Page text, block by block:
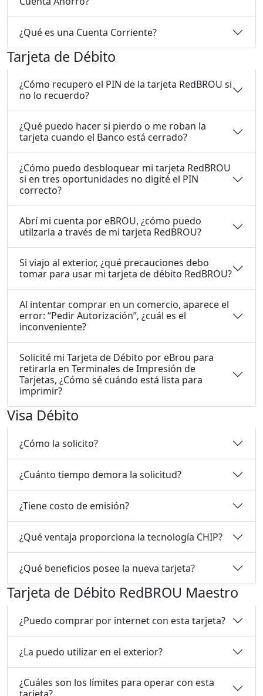
¿Qué es una Cuenta Corriente?
Tarjeta de Débito
¿Cómo recupero el PIN de la tarjeta RedBROU si
no lo recuerdo?
¿Qué puedo hacer si pierdo o me roban la
tarjeta cuando el Banco está cerrado?
¿Cómo puedo desbloquear mi tarjeta RedBROU
si en tres oportunidades no digité el PIN
correcto?
Abrí mi cuenta por eBROU, ¿cómo puedo
utilzarla a través de mi tarjeta RedBROU?
Si viajo al exterior, ¿qué precauciones debo
tomar para usar mi tarjeta de débito RedBROU?
Al intentar comprar en un comercio, aparece el
error: “Pedir Autorización”, ¿cuál es el
inconveniente?
Solicité mi Tarjeta de Débito por eBrou para
retirarla en Terminales de Impresión de
Tarjetas, ¿Cómo sé cuándo está lista para
imprimir?
Visa Débito
¿Cómo la solicito?
¿Cuánto tiempo demora la solicitud?
¿Tiene costo de emisión?
¿Qué ventaja proporciona la tecnología CHIP?
¿Qué beneficios posee la nueva tarjeta?
Tarjeta de Débito RedBROU Maestro
¿Puedo comprar por internet con esta tarjeta?
¿La puedo utilizar en el exterior?
¿Cuáles son los límites para operar con esta